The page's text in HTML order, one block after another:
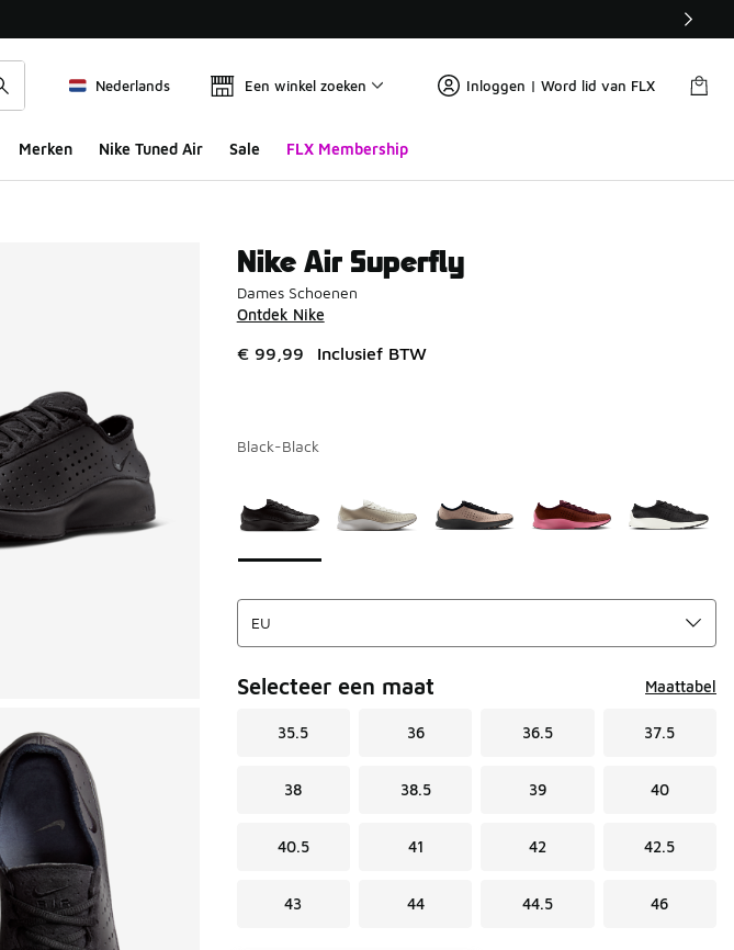
Nederlands Een winkel zoeken Inloggen | Word lid van FLX
Merken Nike Tuned Air Sale FLX Membership
Nike Air Superfly
Dames Schoenen
Ontdek Nike
€ 99,99 Inclusief BTW
Black-Black
Selecteer een maat Maattabel
35.5 36 36.5 37.5
38 38.5 39 40
40.5 41 42 42.5
43 44 44.5 46